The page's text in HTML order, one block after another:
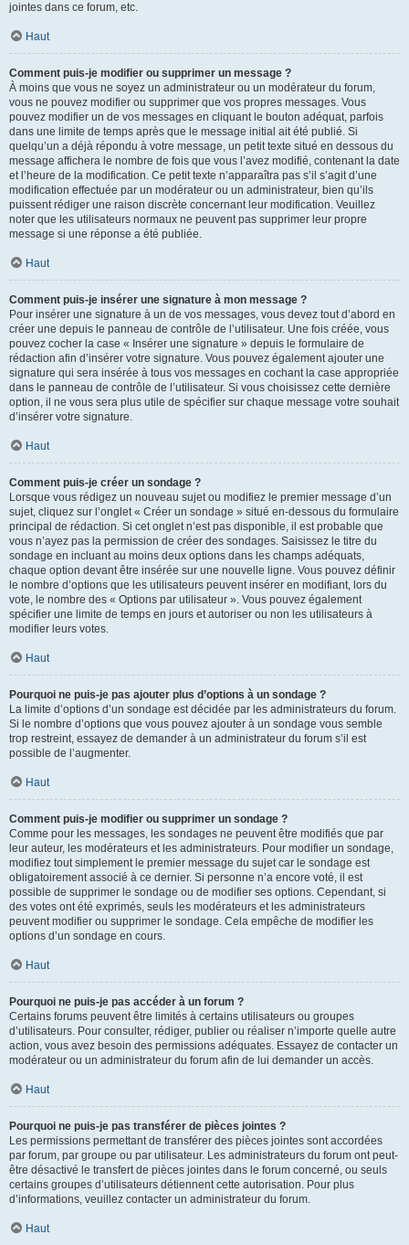
jointes dans ce forum, etc.
Haut
Comment puis-je modifier ou supprimer un message ?
À moins que vous ne soyez un administrateur ou un modérateur du forum,
vous ne pouvez modifier ou supprimer que vos propres messages. Vous
pouvez modifier un de vos messages en cliquant le bouton adéquat, parfois
dans une limite de temps après que le message initial ait été publié. Si
quelqu’un a déjà répondu à votre message, un petit texte situé en dessous du
message affichera le nombre de fois que vous l’avez modifié, contenant la date
et l’heure de la modification. Ce petit texte n’apparaîtra pas s’il s’agit d’une
modification effectuée par un modérateur ou un administrateur, bien qu’ils
puissent rédiger une raison discrète concernant leur modification. Veuillez
noter que les utilisateurs normaux ne peuvent pas supprimer leur propre
message si une réponse a été publiée.
Haut
Comment puis-je insérer une signature à mon message ?
Pour insérer une signature à un de vos messages, vous devez tout d’abord en
créer une depuis le panneau de contrôle de l’utilisateur. Une fois créée, vous
pouvez cocher la case « Insérer une signature » depuis le formulaire de
rédaction afin d’insérer votre signature. Vous pouvez également ajouter une
signature qui sera insérée à tous vos messages en cochant la case appropriée
dans le panneau de contrôle de l’utilisateur. Si vous choisissez cette dernière
option, il ne vous sera plus utile de spécifier sur chaque message votre souhait
d’insérer votre signature.
Haut
Comment puis-je créer un sondage ?
Lorsque vous rédigez un nouveau sujet ou modifiez le premier message d’un
sujet, cliquez sur l’onglet « Créer un sondage » situé en-dessous du formulaire
principal de rédaction. Si cet onglet n’est pas disponible, il est probable que
vous n’ayez pas la permission de créer des sondages. Saisissez le titre du
sondage en incluant au moins deux options dans les champs adéquats,
chaque option devant être insérée sur une nouvelle ligne. Vous pouvez définir
le nombre d’options que les utilisateurs peuvent insérer en modifiant, lors du
vote, le nombre des « Options par utilisateur ». Vous pouvez également
spécifier une limite de temps en jours et autoriser ou non les utilisateurs à
modifier leurs votes.
Haut
Pourquoi ne puis-je pas ajouter plus d’options à un sondage ?
La limite d’options d’un sondage est décidée par les administrateurs du forum.
Si le nombre d’options que vous pouvez ajouter à un sondage vous semble
trop restreint, essayez de demander à un administrateur du forum s’il est
possible de l’augmenter.
Haut
Comment puis-je modifier ou supprimer un sondage ?
Comme pour les messages, les sondages ne peuvent être modifiés que par
leur auteur, les modérateurs et les administrateurs. Pour modifier un sondage,
modifiez tout simplement le premier message du sujet car le sondage est
obligatoirement associé à ce dernier. Si personne n’a encore voté, il est
possible de supprimer le sondage ou de modifier ses options. Cependant, si
des votes ont été exprimés, seuls les modérateurs et les administrateurs
peuvent modifier ou supprimer le sondage. Cela empêche de modifier les
options d’un sondage en cours.
Haut
Pourquoi ne puis-je pas accéder à un forum ?
Certains forums peuvent être limités à certains utilisateurs ou groupes
d’utilisateurs. Pour consulter, rédiger, publier ou réaliser n’importe quelle autre
action, vous avez besoin des permissions adéquates. Essayez de contacter un
modérateur ou un administrateur du forum afin de lui demander un accès.
Haut
Pourquoi ne puis-je pas transférer de pièces jointes ?
Les permissions permettant de transférer des pièces jointes sont accordées
par forum, par groupe ou par utilisateur. Les administrateurs du forum ont peut-
être désactivé le transfert de pièces jointes dans le forum concerné, ou seuls
certains groupes d’utilisateurs détiennent cette autorisation. Pour plus
d’informations, veuillez contacter un administrateur du forum.
Haut